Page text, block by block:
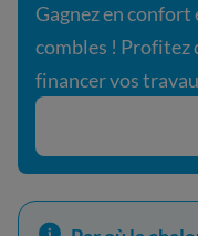
Gagnez en
combles ! Profitez
financer vos